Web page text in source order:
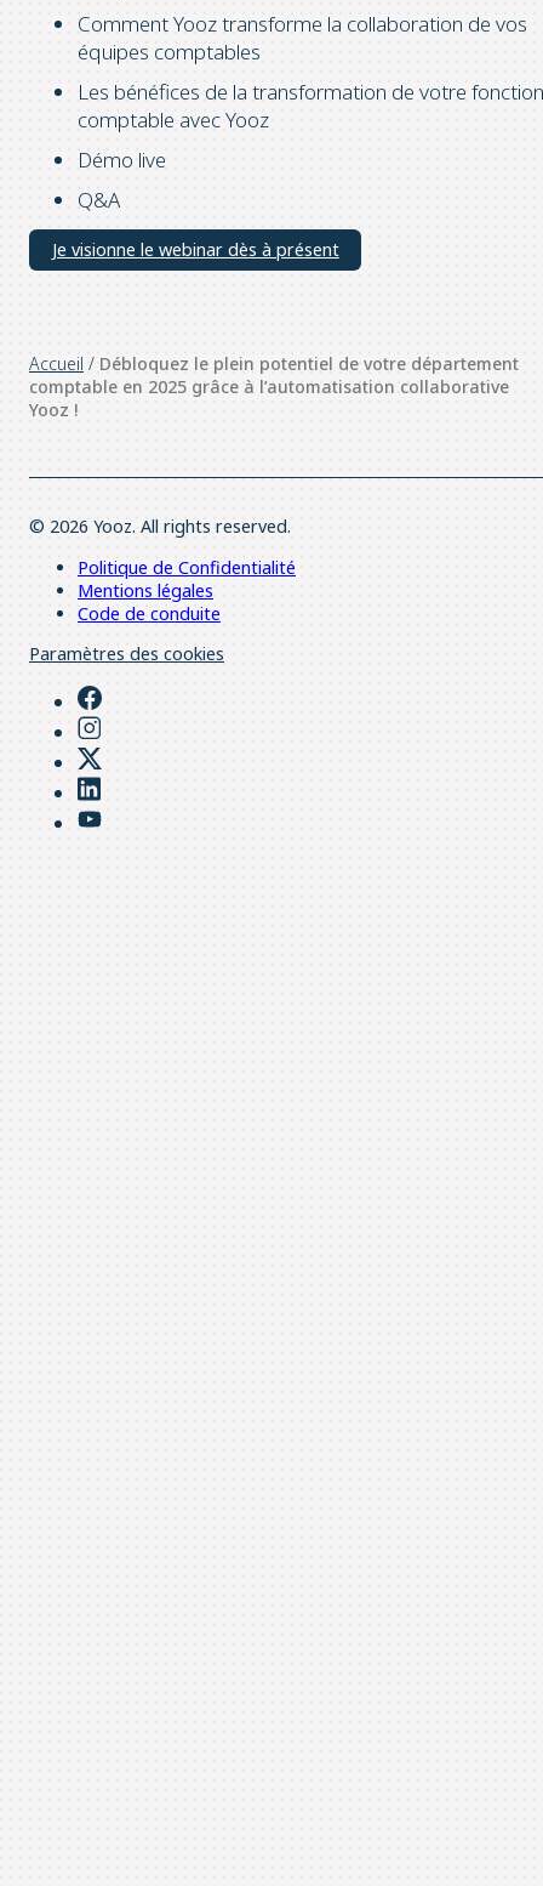
Comment Yooz transforme la collaboration de vos
équipes comptables
Les bénéfices de la transformation de votre fonction
comptable avec Yooz
Démo live
Q&A
Je visionne le webinar dès à présent
Accueil / Débloquez le plein potentiel de votre département
comptable en 2025 grâce à l’automatisation collaborative
Yooz !
© 2026 Yooz. All rights reserved.
Politique de Confidentialité
Mentions légales
Code de conduite
Paramètres des cookies